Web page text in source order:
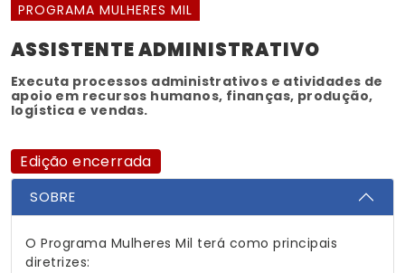
PROGRAMA MULHERES MIL
ASSISTENTE ADMINISTRATIVO
Executa processos administrativos e atividades de
apoio em recursos humanos, finanças, produção,
logística e vendas.
Edição encerrada
SOBRE
O Programa Mulheres Mil terá como principais
diretrizes: